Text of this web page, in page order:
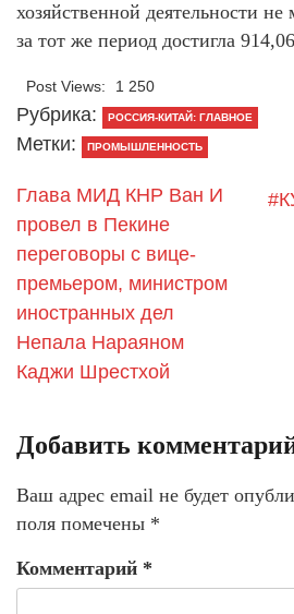
хозяйственной деятельности
за тот же период достигла
Post Views: 1 250
Рубрика: РОССИЯ-КИТАЙ: ГЛАВНОЕ
Метки: ПРОМЫШЛЕННОСТЬ
Глава МИД КНР Ван И
провел в Пекине
переговоры с вице-
премьером, министром
иностранных дел
Непала Нараяном
Каджи Шрестхой
Добавить
Ваш адрес email не будет
поля помечены *
Комментарий *